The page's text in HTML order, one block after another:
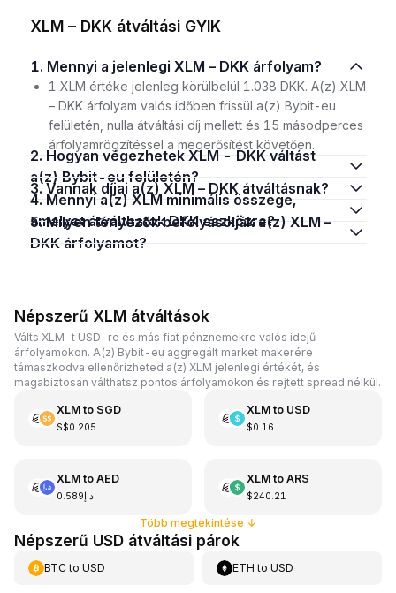
XLM – DKK átváltási GYIK
1. Mennyi a jelenlegi XLM – DKK árfolyam?
1 XLM értéke jelenleg körülbelül 1.038 DKK. A(z) XLM
– DKK árfolyam valós időben frissül a(z) Bybit-eu
felületén, nulla átváltási díj mellett és 15 másodperces
árfolyamrögzítéssel a megerősítést követően.
2. Hogyan végezhetek XLM - DKK váltást
a(z) Bybit-eu felületén?
3. Vannak díjai a(z) XLM – DKK átváltásnak?
4. Mennyi a(z) XLM minimális összege,
amelyet átválthatok DKK eszközre?
5. Milyen tényezők befolyásolják a(z) XLM –
DKK árfolyamot?
Népszerű XLM átváltások
Válts XLM-t USD-re és más fiat pénznemekre valós idejű
árfolyamokon. A(z) Bybit-eu aggregált market makerére
támaszkodva ellenőrizheted a(z) XLM jelenlegi értékét, és
magabiztosan válthatsz pontos árfolyamokon és rejtett spread nélkül.
XLMto SGD
S$0.205
XLMto USD
$0.16
XLMto AED
د.إ0.589
XLMto ARS
$240.21
Több megtekintése ↓
Népszerű USD átváltási párok
BTCto USD ETH toUSD